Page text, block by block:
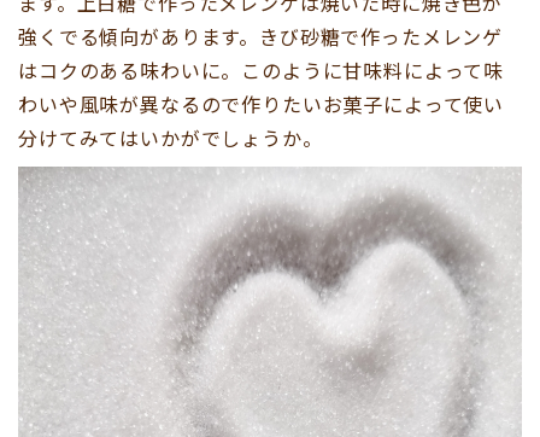
強くでる傾向があります。きび砂糖で作ったメレンゲ
はコクのある味わいに。このように甘味料によって味
わいや風味が異なるので作りたいお菓子によって使い
分けてみてはいかがでしょうか。